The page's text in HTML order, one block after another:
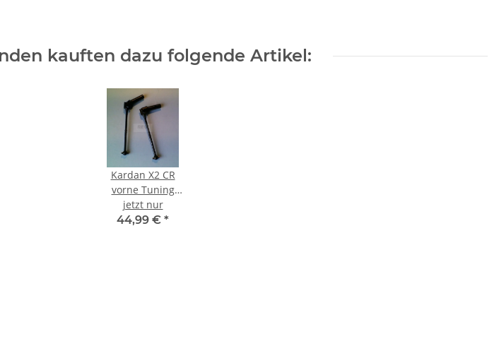
kauften dazu folgende Artikel:
Kardan X2 CR
vorne Tuning
Gewichtsred.
jetzt nur
44,99 € *